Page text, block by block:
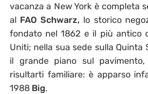
vacanza a New York è completa
al FAO Schwarz, lo storico
fondato nel 1862 e il più antico
Uniti; nella sua sede sulla Quinta
il grande piano sul
risultarti familiare: è apparso
1988 Big.